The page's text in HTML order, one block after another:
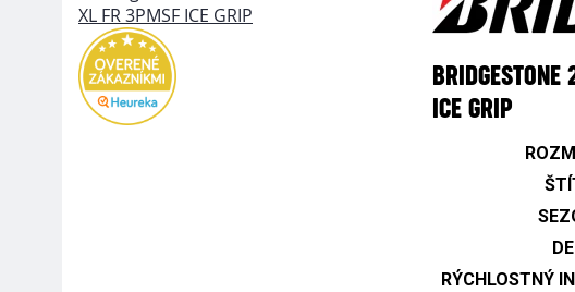
ICE GRIP
RÝCHLOSTNÝ